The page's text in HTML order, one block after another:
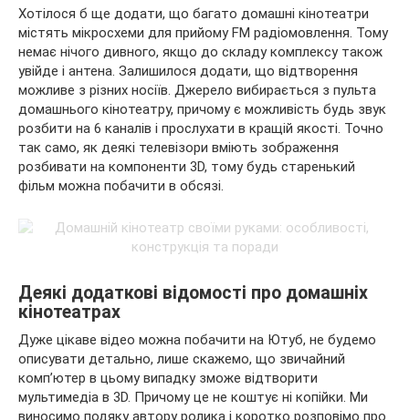
Хотілося б ще додати, що багато домашні кінотеатри
містять мікросхеми для прийому FM радіомовлення. Тому
немає нічого дивного, якщо до складу комплексу також
увійде і антена. Залишилося додати, що відтворення
можливе з різних носіїв. Джерело вибирається з пульта
домашнього кінотеатру, причому є можливість будь звук
розбити на 6 каналів і прослухати в кращій якості. Точно
так само, як деякі телевізори вміють зображення
розбивати на компоненти 3D, тому будь старенький
фільм можна побачити в обсязі.
Деякі додаткові відомості про домашніх
кінотеатрах
Дуже цікаве відео можна побачити на Ютуб, не будемо
описувати детально, лише скажемо, що звичайний
комп’ютер в цьому випадку зможе відтворити
мультимедіа в 3D. Причому це не коштує ні копійки. Ми
виносимо подяку автору ролика і коротко розповімо про